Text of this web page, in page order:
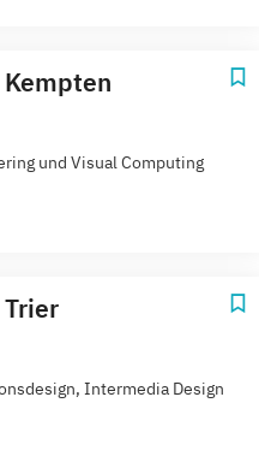
und Visual Computing
Intermedia Design